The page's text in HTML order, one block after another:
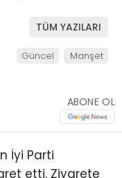
TÜM YAZILARI
Güncel Manşet
ABONE OL
İyi Parti
etti. Ziyarete